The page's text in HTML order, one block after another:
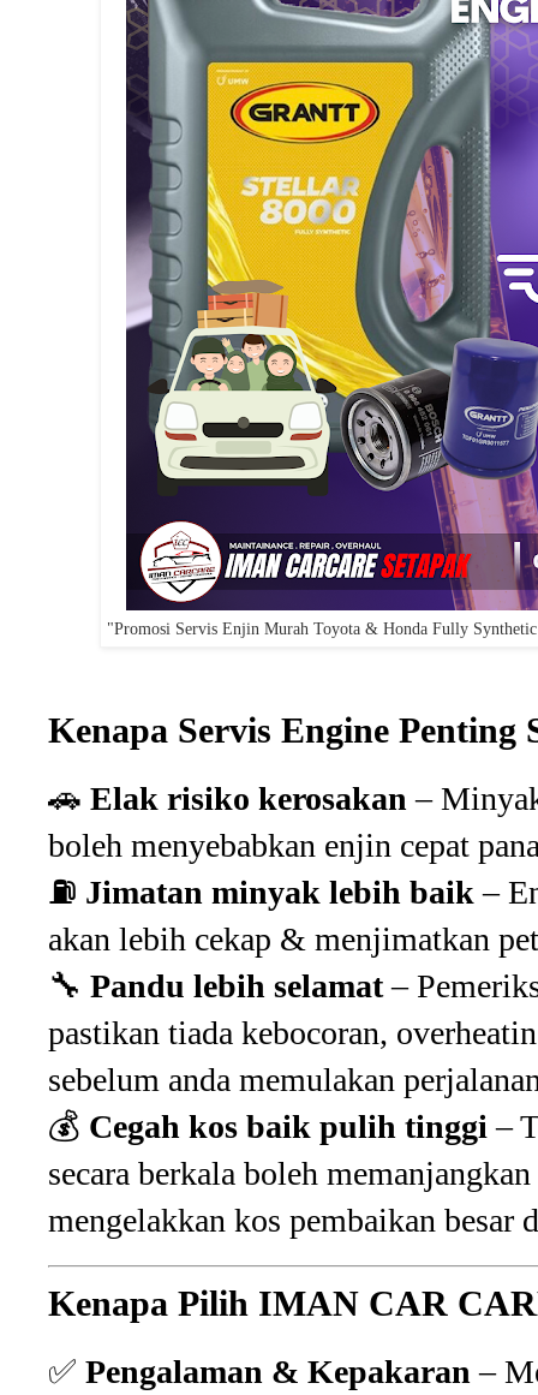
"Promosi Servis Enjin Murah Toyota & Honda Fully
Kenapa Servis Engine Penting
🚗 Elak risiko kerosakan–
boleh menyebabkan enjin cepat
⛽ Jimatan minyak lebih baik–
akan lebih cekap & menjimatkan
🔧 Pandu lebih selamat–
pastikan tiada kebocoran,
sebelum anda memulakan
💰 Cegah kos baik pulih tinggi–
secara berkala boleh
mengelakkan kos pembaikan besar
Kenapa Pilih IMAN CAR
✅ Pengalaman & Kepakaran–